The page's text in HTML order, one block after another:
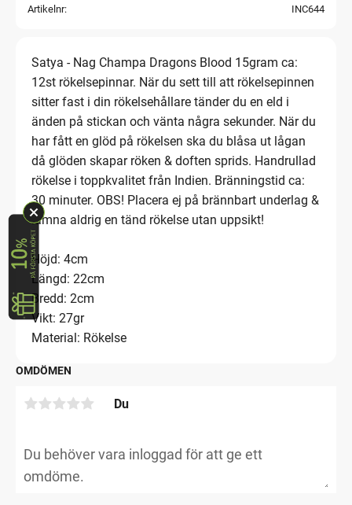
Artikelnr
INC644
Satya - Nag Champa Dragons Blood 15gram ca:
12st rökelsepinnar. När du sett till att rökelsepinnen
sitter fast i din rökelsehållare tänder du en eld i
änden på stickan och vänta några sekunder. När du
har fått en glöd på rökelsen ska du blåsa ut lågan
då glöden skapar röken & doften sprids. Handrullad
rökelse i toppkvalitet från Indien. Bränningstid ca:
30 minuter. OBS! Placera ej på brännbart underlag &
lämna aldrig en tänd rökelse utan uppsikt!
Höjd: 4cm
Längd: 22cm
Bredd: 2cm
Vikt: 27gr
Material: Rökelse
OMDÖMEN
Du